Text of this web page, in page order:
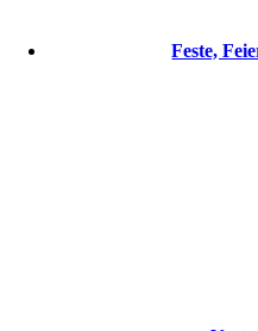
Feste,